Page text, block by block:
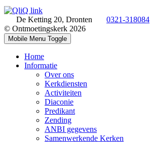
De Ketting 20, Dronten
0321-318084
© Ontmoetingskerk 2026
Mobile Menu Toggle
Home
Informatie
Over ons
Kerkdiensten
Activiteiten
Diaconie
Predikant
Zending
ANBI gegevens
Samenwerkende Kerken